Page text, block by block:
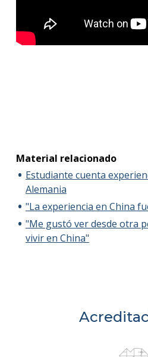
Material relacionado
Estudiante cuenta
Alemania
"La experiencia en China
"Me gustó ver desde otra
vivir en China"